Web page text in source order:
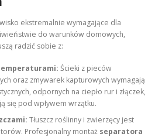
ekstremalnie wymagające dla
do warunków domowych,
radzić sobie z:
Ścieki z pieców
oraz zmywarek kapturowych wymagają
odpornych na ciepło rur i złączek,
się pod wpływem wrzątku.
Tłuszcz roślinny i zwierzęcy jest
Profesjonalny montaż separatora